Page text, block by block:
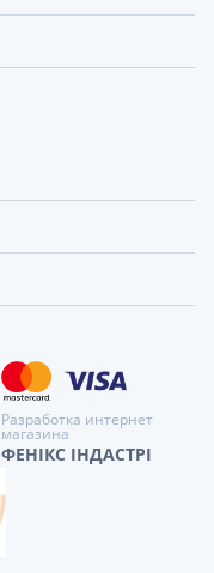
Разработка интернет
магазина
ФЕНІКС ІНДАСТРІ